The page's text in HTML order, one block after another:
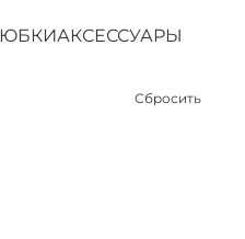
ЮБКИАКСЕССУАРЫ
Сбросить